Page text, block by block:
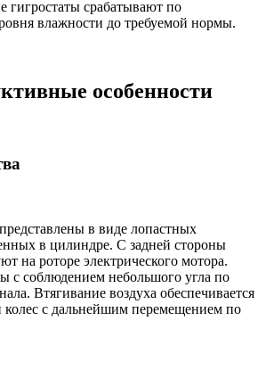
гигростаты срабатывают по
влажности до требуемой нормы.
особенности
в виде лопастных
в цилиндре. С задней стороны
на роторе электрического мотора.
с соблюдением небольшого угла по
Втягивание воздуха обеспечивается
с дальнейшим перемещением по